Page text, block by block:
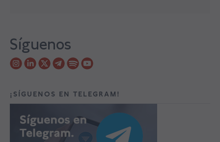
Síguenos
¡SÍGUENOS EN TELEGRAM!